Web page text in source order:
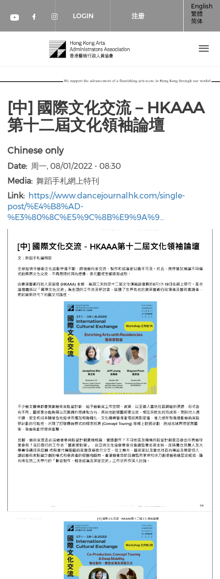
Check our social media on youtube
Check our social media on
Check our social media on
LOGIN 注册
English
繁體
简体
[中] 國際文化交流－HKAAA
第十二屆文化領袖論壇
Chinese only
Date
周一, 08/01/2022 - 08:30
Media 舞蹈手札網上特刊
Link
https://www.dancejournalhk.com/single-
post/%E4%B8%AD-
%E3%80%8C%E5%9C%8B%E9%9A%9…